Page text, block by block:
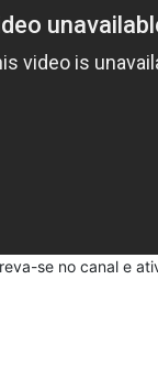
se no canal e